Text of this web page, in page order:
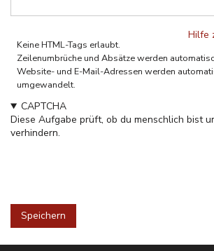
Hilfe
Keine HTML-Tags erlaubt.
Zeilenumbrüche und Absätze werden
Website- und E-Mail-Adressen werden
umgewandelt.
CAPTCHA
Diese Aufgabe prüft, ob du menschlich bist
verhindern.